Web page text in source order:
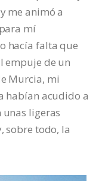
me animó a
mí
hacía falta que
empuje de un
Murcia, mi
habían acudido a
unas ligeras
sobre todo, la